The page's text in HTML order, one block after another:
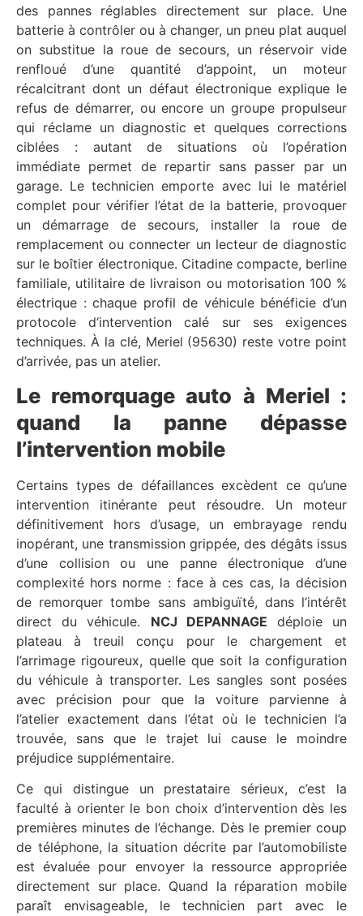
des pannes réglables directement sur place. Une
batterie à contrôler ou à changer, un pneu plat auquel
on substitue la roue de secours, un réservoir vide
renfloué d’une quantité d’appoint, un moteur
récalcitrant dont un défaut électronique explique le
refus de démarrer, ou encore un groupe propulseur
qui réclame un diagnostic et quelques corrections
ciblées : autant de situations où l’opération
immédiate permet de repartir sans passer par un
garage. Le technicien emporte avec lui le matériel
complet pour vérifier l’état de la batterie, provoquer
un démarrage de secours, installer la roue de
remplacement ou connecter un lecteur de diagnostic
sur le boîtier électronique. Citadine compacte, berline
familiale, utilitaire de livraison ou motorisation 100 %
électrique : chaque profil de véhicule bénéficie d’un
protocole d’intervention calé sur ses exigences
techniques. À la clé, Meriel (95630) reste votre point
d’arrivée, pas un atelier.
Le remorquage auto à Meriel :
quand la panne dépasse
l’intervention mobile
Certains types de défaillances excèdent ce qu’une
intervention itinérante peut résoudre. Un moteur
définitivement hors d’usage, un embrayage rendu
inopérant, une transmission grippée, des dégâts issus
d’une collision ou une panne électronique d’une
complexité hors norme : face à ces cas, la décision
de remorquer tombe sans ambiguïté, dans l’intérêt
direct du véhicule. NCJ DEPANNAGE déploie un
plateau à treuil conçu pour le chargement et
l’arrimage rigoureux, quelle que soit la configuration
du véhicule à transporter. Les sangles sont posées
avec précision pour que la voiture parvienne à
l’atelier exactement dans l’état où le technicien l’a
trouvée, sans que le trajet lui cause le moindre
préjudice supplémentaire.
Ce qui distingue un prestataire sérieux, c’est la
faculté à orienter le bon choix d’intervention dès les
premières minutes de l’échange. Dès le premier coup
de téléphone, la situation décrite par l’automobiliste
est évaluée pour envoyer la ressource appropriée
directement sur place. Quand la réparation mobile
paraît envisageable, le technicien part avec le